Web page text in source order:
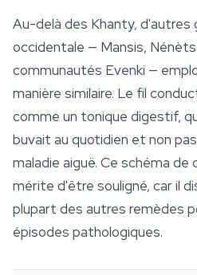
Au-delà des Khanty, d'autres
occidentale — Mansis,
communautés Evenki —
manière similaire. Le fil
comme un tonique digestif,
buvait au quotidien et non
maladie aiguë. Ce schéma
mérite d'être souligné, car il
plupart des autres remèdes
épisodes pathologiques.